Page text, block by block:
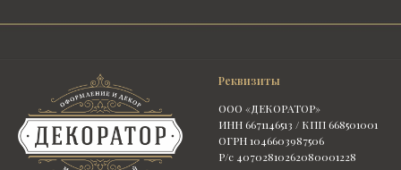
Реквизиты
ООО «ДЕКОРАТОР»
ИНН 6671146513 / КПП 668501001
ОГРН 1046603987506
Р/с 40702810262080001228